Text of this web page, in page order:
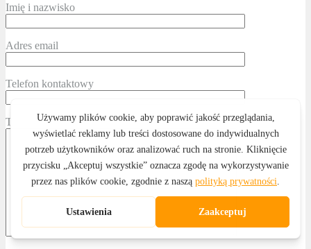
Imię i nazwisko
Adres email
Telefon kontaktowy
Treść wiadomości